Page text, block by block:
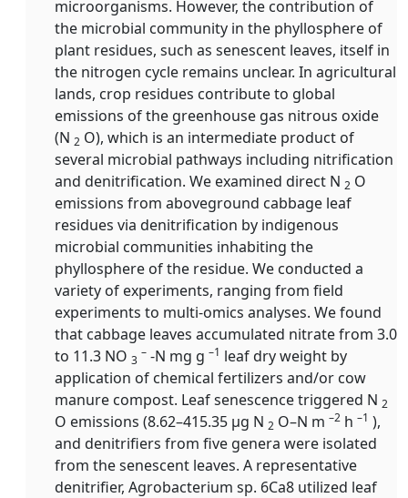
microorganisms. However, the contribution of
the microbial community in the phyllosphere of
plant residues, such as senescent leaves, itself in
the nitrogen cycle remains unclear. In agricultural
lands, crop residues contribute to global
emissions of the greenhouse gas nitrous oxide
(N 2 O), which is an intermediate product of
several microbial pathways including nitrification
and denitrification. We examined direct N 2 O
emissions from aboveground cabbage leaf
residues via denitrification by indigenous
microbial communities inhabiting the
phyllosphere of the residue. We conducted a
variety of experiments, ranging from field
experiments to multi-omics analyses. We found
that cabbage leaves accumulated nitrate from 3.0
to 11.3 NO 3
– -N mg g –1 leaf dry weight by
application of chemical fertilizers and/or cow
manure compost. Leaf senescence triggered N 2
O emissions (8.62–415.35 μg N 2 O–N m –2 h –1 ),
and denitrifiers from five genera were isolated
from the senescent leaves. A representative
denitrifier, Agrobacterium sp. 6Ca8 utilized leaf